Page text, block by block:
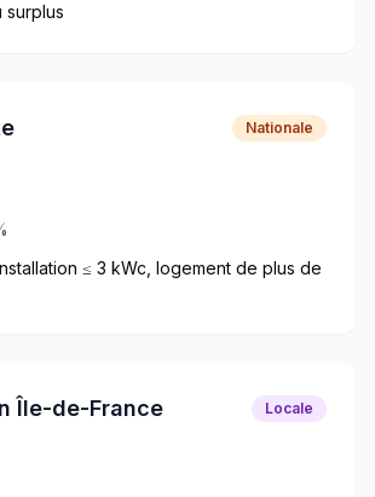
surplus
Nationale
≤ 3 kWc, logement de plus de
Île-de-France Locale